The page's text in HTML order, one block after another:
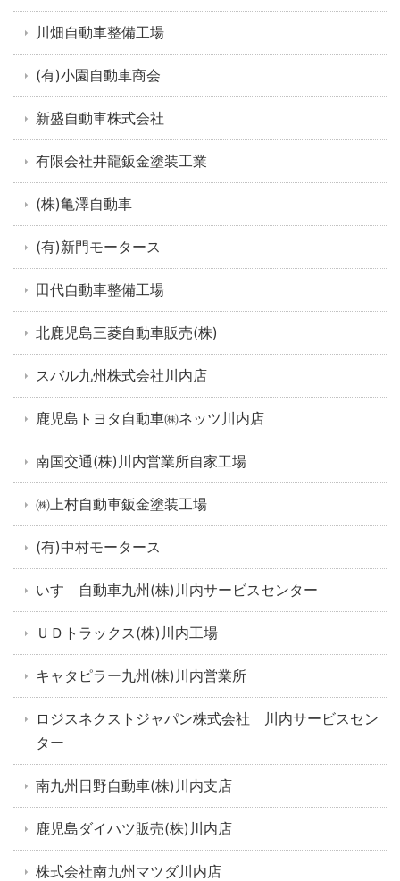
川畑自動車整備工場
(有)小園自動車商会
新盛自動車株式会社
有限会社井龍鈑金塗装工業
(株)亀澤自動車
(有)新門モータース
田代自動車整備工場
北鹿児島三菱自動車販売(株)
スバル九州株式会社川内店
鹿児島トヨタ自動車㈱ネッツ川内店
南国交通(株)川内営業所自家工場
㈱上村自動車鈑金塗装工場
(有)中村モータース
いすゞ自動車九州(株)川内サービスセンター
ＵＤトラックス(株)川内工場
キャタピラー九州(株)川内営業所
ロジスネクストジャパン株式会社 川内サービスセン
ター
南九州日野自動車(株)川内支店
鹿児島ダイハツ販売(株)川内店
株式会社南九州マツダ川内店